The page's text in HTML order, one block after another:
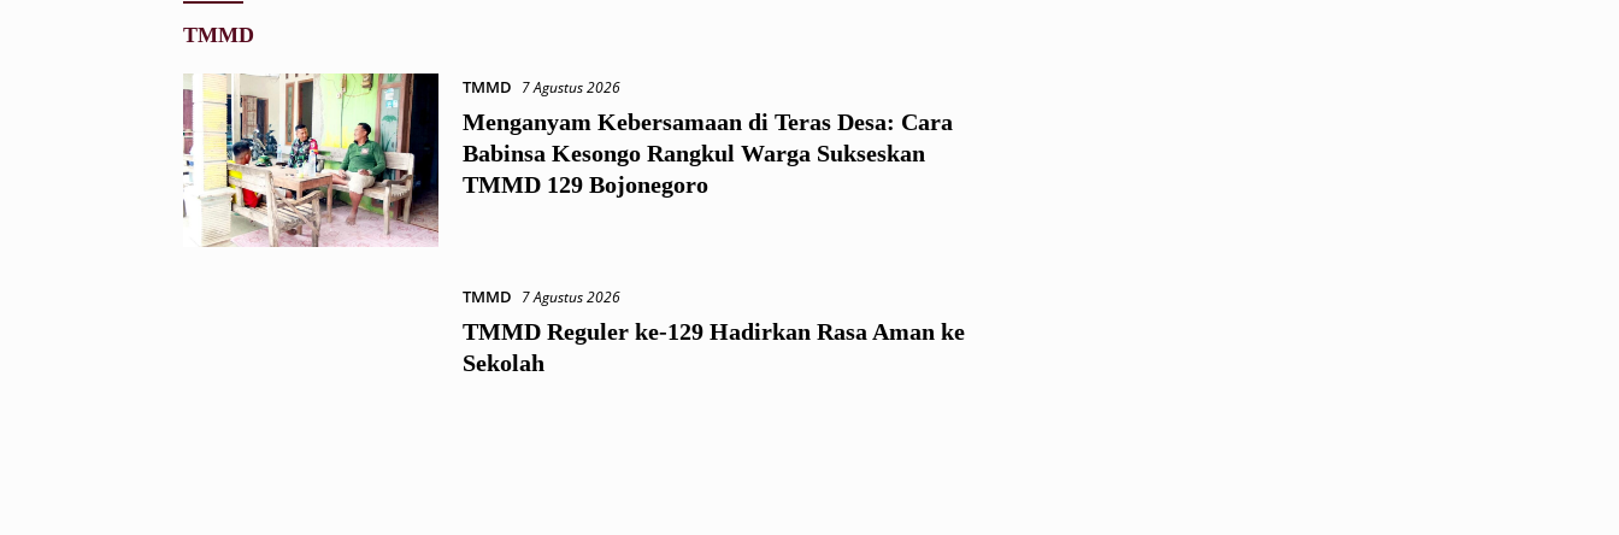
TMMD
TMMD 7 Agustus 2026
Menganyam Kebersamaan di Teras Desa: Cara
Babinsa Kesongo Rangkul Warga Sukseskan
TMMD 129 Bojonegoro
TMMD 7 Agustus 2026
TMMD Reguler ke-129 Hadirkan Rasa Aman ke
Sekolah